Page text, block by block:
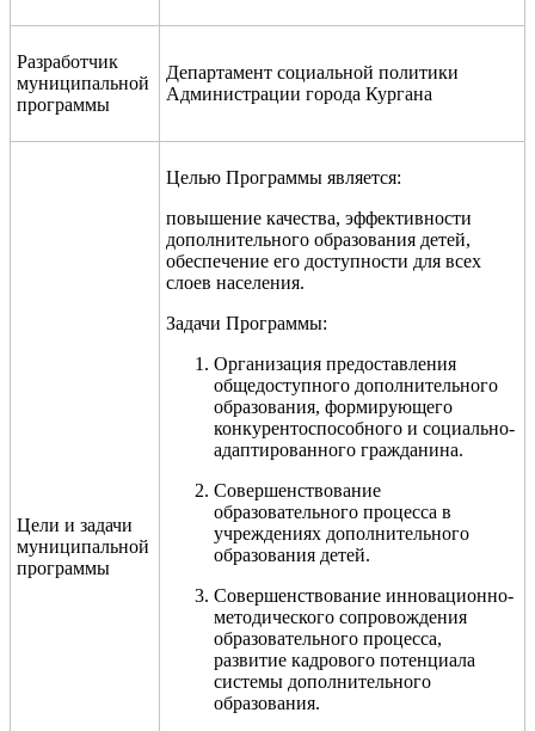
Разработчик
муниципальной
программы
Департамент социальной политики
Администрации города Кургана
Цели и задачи
муниципальной
программы
Целью Программы является:
повышение качества, эффективности
дополнительного образования детей,
обеспечение его доступности для всех
слоев населения.
Задачи Программы:
Организация предоставления
общедоступного дополнительного
образования, формирующего
конкурентоспособного и социально-
адаптированного гражданина.
Совершенствование
образовательного процесса в
учреждениях дополнительного
образования детей.
Совершенствование инновационно-
методического сопровождения
образовательного процесса,
развитие кадрового потенциала
системы дополнительного
образования.